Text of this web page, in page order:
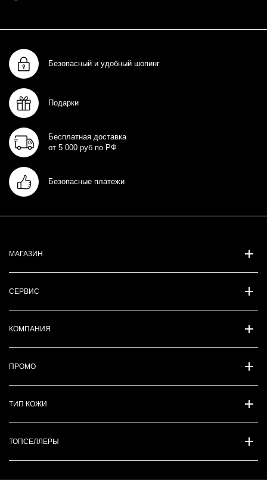
Безопасный и удобный шопинг
Подарки
Бесплатная доставка
от 5 000 руб по РФ
Безопасные платежи
МАГАЗИН
СЕРВИС
КОМПАНИЯ
ПРОМО
ТИП КОЖИ
ТОПСЕЛЛЕРЫ